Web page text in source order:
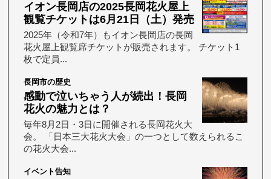
イオン長岡店の2025長岡花火屋上
観覧チケットは6月21日（土）発売
2025年（令和7年）もイオン長岡店の長岡
花火屋上観覧席チケットが販売されます。 チケット1
枚で定員...
長岡市の歴史
感動で泣いちゃう人が続出！長岡
花火の魅力とは？
毎年8月2日・3日に開催される長岡花火大
会。 「日本三大花火大会」の一つとして数えられるこ
の花火大会...
イベント告知